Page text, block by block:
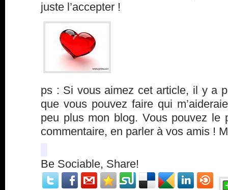
juste l’accepter !
ps : Si vous aimez cet article, il y a
que vous pouvez faire qui
peu plus mon blog. Vous pouvez le
commentaire, en parler à vos amis !
Be Sociable, Share!